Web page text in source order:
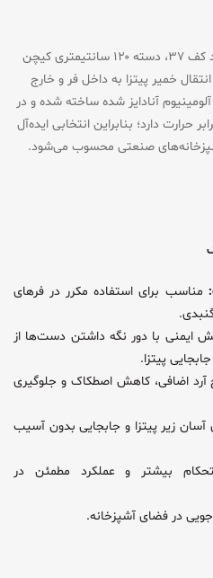
پارو پیتزا طلایی پانچ آلومینیومی گرد کف ۳۷، دسته ۱۲۰ سانتیمتری کیچن
خمیر پیتزا به داخل فر و خارج
آنادایز شده ساخته شده و در
حرارت دارد؛ بنابراین انتخابی ایده‌آل
آشپزخانه‌های صنعتی محسوب می‌شود.
مناسب برای استفاده مکرر در فرهای
ایمنی با دور نگه داشتن دست‌ها از
پیتزا.
اضافی، کاهش اصطکاک و جلوگیری
آسان زیر پیتزا و جابجایی بدون آسیب
بیشتر و عملکرد مطمئن در
در فضای آشپزخانه.